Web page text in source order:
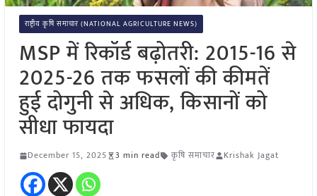
राष्ट्रीय कृषि समाचार (NATIONAL AGRICULTURE NEWS)
MSP में रिकॉर्ड बढ़ोतरी: 2015-16 से
2025-26 तक फसलों की कीमतें
हुई दोगुनी से अधिक, किसानों को
सीधा फायदा
December 15, 2025 3 min read कृषि समाचार Krishak Jagat